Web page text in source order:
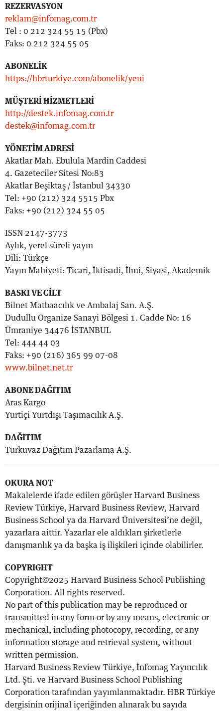
REZERVASYON
reklam@infomag.com.tr
Tel : 0 212 324 55 15 (Pbx)
Faks: 0 212 324 55 05
ABONELİK
https://hbrturkiye.com/abonelik/yeni
MÜŞTERİ HİZMETLERİ
http://destek.infomag.com.tr
destek@infomag.com.tr
YÖNETİM ADRESİ
Akatlar Mah. Ebulula Mardin Caddesi
4. Gazeteciler Sitesi No:83
Akatlar Beşiktaş / İstanbul 34330
Tel: +90 (212) 324 5515 Pbx
Faks: +90 (212) 324 55 05
ISSN 2147-3773
Aylık, yerel süreli yayın
Dili: Türkçe
Yayın Mahiyeti: Ticari, İktisadi, İlmi, Siyasi, Akademik
BASKI VE CİLT
Bilnet Matbaacılık ve Ambalaj San. A.Ş.
Dudullu Organize Sanayi Bölgesi 1. Cadde No: 16
Ümraniye 34476 İSTANBUL
Tel: 444 44 03
Faks: +90 (216) 365 99 07-08
www.bilnet.net.tr
ABONE DAĞITIM
Aras Kargo
Yurtiçi Yurtdışı Taşımacılık A.Ş.
DAĞITIM
Turkuvaz Dağıtım Pazarlama A.Ş.
OKURA NOT
Makalelerde ifade edilen görüşler Harvard Business
Review Türkiye, Harvard Business Review, Harvard
Business School ya da Harvard Üniversitesi’ne değil,
yazarlara aittir. Yazarlar ele aldıkları şirketlerle
danışmanlık ya da başka iş ilişkileri içinde olabilirler.
COPYRIGHT
Copyright©2025 Harvard Business School Publishing
Corporation. All rights reserved.
No part of this publication may be reproduced or
transmitted in any form or by any means, electronic or
mechanical, including photocopy, recording, or any
information storage and retrieval system, without
written permission.
Harvard Business Review Türkiye, İnfomag Yayıncılık
Ltd. Şti. ve Harvard Business School Publishing
Corporation tarafından yayımlanmaktadır. HBR Türkiye
dergisinin orijinal içeriğinden alınarak bu sayıda